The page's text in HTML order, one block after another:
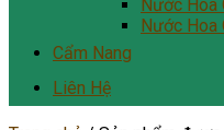
Nước Hoa
Nước Hoa
Cẩm Nang
Liên Hệ